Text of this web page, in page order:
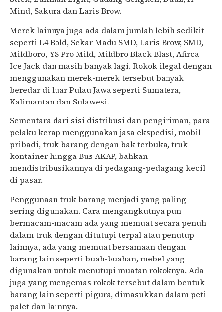
Mind, Sakura dan Laris Brow.
Merek lainnya juga ada dalam jumlah lebih sedikit
seperti L4 Bold, Sekar Madu SMD, Laris Brow, SMD,
Mildboro, YS Pro Mild, Mildbro Black Blast, Afirca
Ice Jack dan masih banyak lagi. Rokok ilegal dengan
menggunakan merek-merek tersebut banyak
beredar di luar Pulau Jawa seperti Sumatera,
Kalimantan dan Sulawesi.
Sementara dari sisi distribusi dan pengiriman, para
pelaku kerap menggunakan jasa ekspedisi, mobil
pribadi, truk barang dengan bak terbuka, truk
kontainer hingga Bus AKAP, bahkan
mendistribusikannya di pedagang-pedagang kecil
di pasar.
Penggunaan truk barang menjadi yang paling
sering digunakan. Cara mengangkutnya pun
bermacam-macam ada yang memuat secara penuh
dalam truk dengan ditutupi terpal atau penutup
lainnya, ada yang memuat bersamaan dengan
barang lain seperti buah-buahan, mebel yang
digunakan untuk menutupi muatan rokoknya. Ada
juga yang mengemas rokok tersebut dalam bentuk
barang lain seperti pigura, dimasukkan dalam peti
palet dan lainnya.